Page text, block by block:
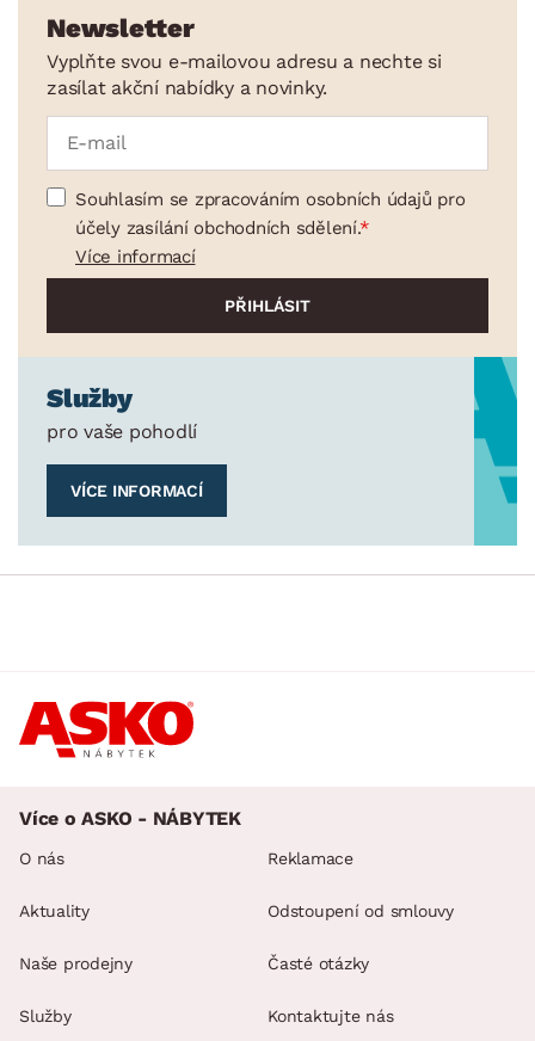
Stropní osvětlení
Vodní a lávové lampy
Koupelnové osvětlení
Venkovní a solární lampy
Dětské osvětlení
Příslušenství k osvětlení
Ukládání a organizace
Drobné bytové doplňky
Velikonoce
Sedací soupravy a pohovky
Sestavy a stěny
Drobný nábytek
Spotřebiče
BARVA
ROZMĚRY
FUNKCE
POVRCHOVÁ ÚPRAVA
Newsletter
Vyplňte svou e-mailovou adresu a nechte si
zasílat akční nabídky a novinky.
Souhlasím se zpracováním osobních údajů pro
účely zasílání obchodních sdělení.
Více informací
Služby
pro vaše pohodlí
VÍCE INFORMACÍ
Více o ASKO - NÁBYTEK
O nás
Aktuality
Naše prodejny
Služby
Reklamace
Odstoupení od smlouvy
Časté otázky
Kontaktujte nás